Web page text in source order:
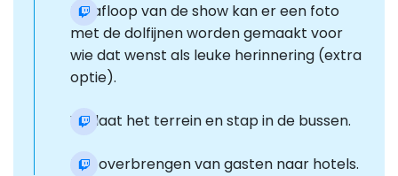
Na afloop van de show kan er een foto
met de dolfijnen worden gemaakt voor
wie dat wenst als leuke herinnering (extra
optie).
Verlaat het terrein en stap in de bussen.
Het overbrengen van gasten naar hotels.